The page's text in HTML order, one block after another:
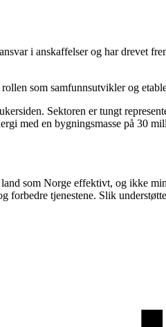
i anskaffelser og har drevet
som samfunnsutvikler og
Sektoren er tungt
med en bygningsmasse på 30
som Norge effektivt, og ikke
tjenestene. Slik